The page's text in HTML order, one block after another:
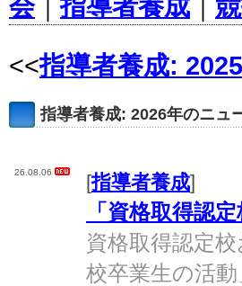
<<指導者養成:
指導者養成: 2026年のニュ
26.08.06 [指導者養成]
「資格取得認
資格取得認定
校卒業生の活